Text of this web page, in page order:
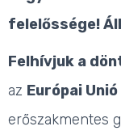
felelőssége!
Felhívjuk a
az Európai
erőszakmentes